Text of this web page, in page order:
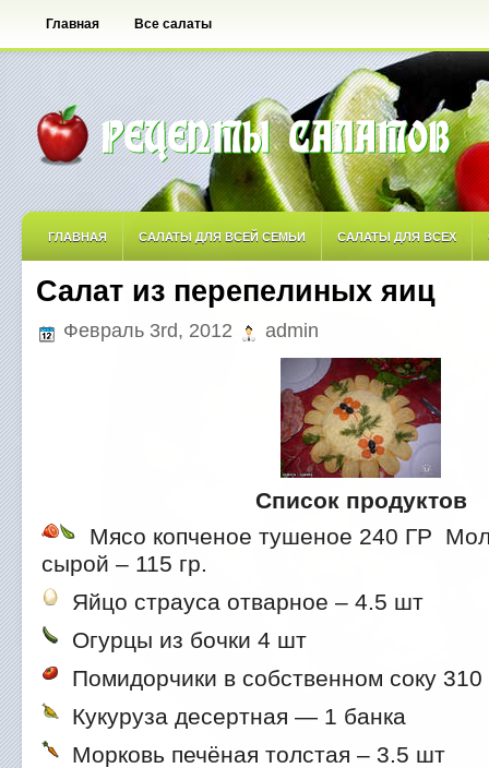
Главная Все салаты
ГЛАВНАЯ САЛАТЫ ДЛЯ ВСЕЙ СЕМЬИ САЛАТЫ ДЛЯ ВСЕХ
САЛАТЫ ОСТРЫЕ САЛАТЫ ПО АВТОРСКИМ РЕЦЕПТАМ
САЛАТЫ С ФРУКТАМИ
Салат из перепелиных яиц
Февраль 3rd, 2012 admin
Список продуктов
Мясо копченое тушеное 240 ГР
сырой – 115 гр.
Яйцо страуса отварное – 4.5 шт
Огурцы из бочки 4 шт
Помидорчики в собственном соку 310
Кукуруза десертная — 1 банка
Морковь печёная толстая – 3.5 шт